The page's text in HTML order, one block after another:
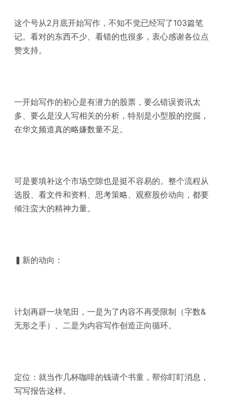
这个号从2月底开始写作，不知不觉已经写了103篇笔
记。看对的东西不少、看错的也很多，衷心感谢各位点
赞支持。
一开始写作的初心是有潜力的股票，要么错误资讯太
多、要么是没人写相关的分析，特别是小型股的挖掘，
在华文频道真的略嫌数量不足。
可是要填补这个市场空隙也是挺不容易的。整个流程从
选股、看文件和资料、思考策略、观察股价动向，都要
倾注蛮大的精神力量。
▍新的动向：
计划再辟一块笔田，一是为了内容不再受限制（字数&
无形之手）、二是为内容写作创造正向循环。
定位：就当作几杯咖啡的钱请个书童，帮你盯盯消息，
写写报告这样。